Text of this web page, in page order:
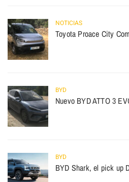
NOTICIAS
Toyota Proace City
BYD
Nuevo BYD ATTO 3
BYD
BYD Shark, el pick up